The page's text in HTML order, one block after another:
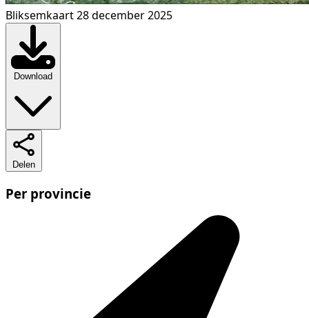
Bliksemkaart 28 december 2025
Download
Delen
Per provincie